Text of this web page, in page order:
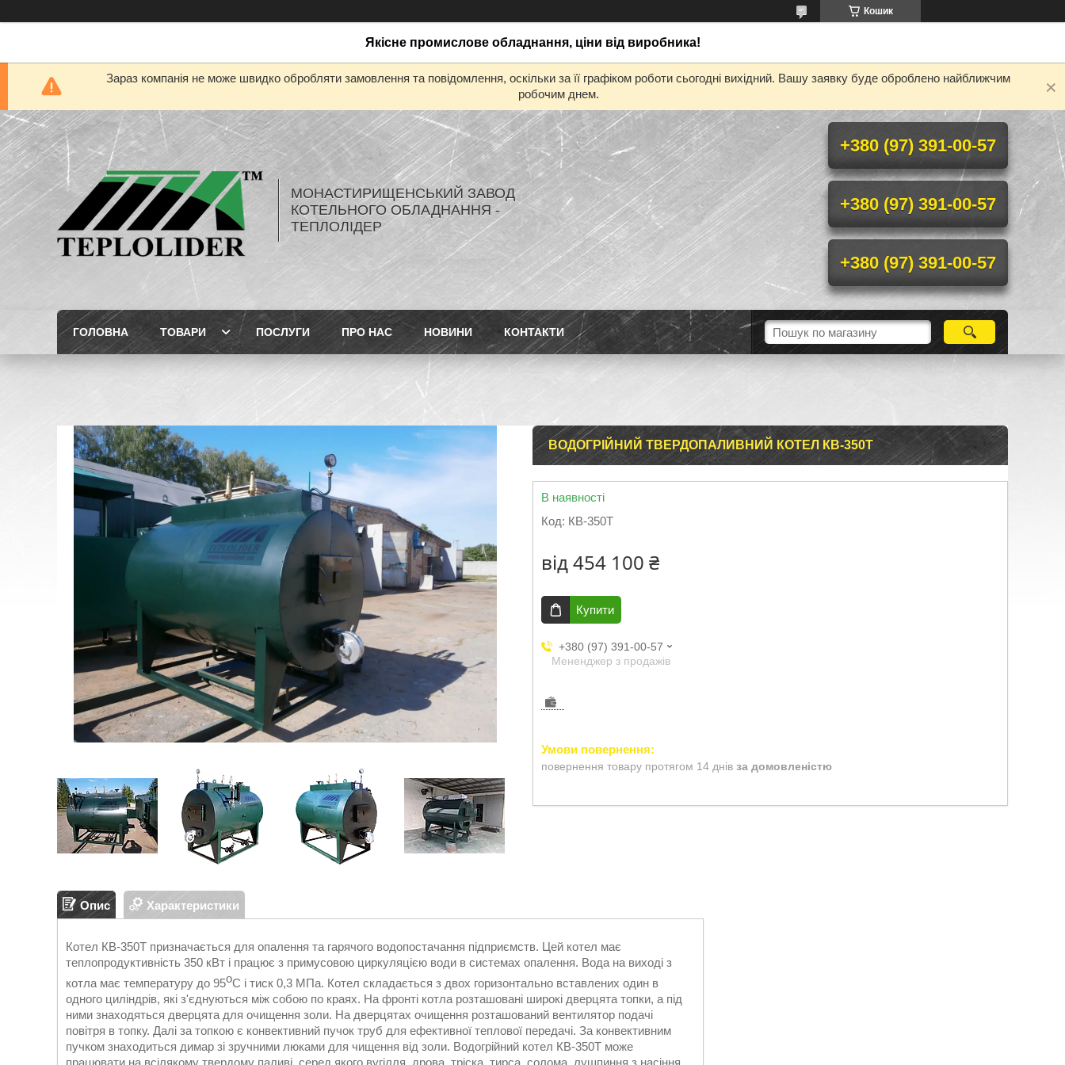
Кошик
Якісне промислове обладнання, ціни від виробника!
Зараз компанія не може швидко обробляти замовлення та повідомлення, оскільки за її графіком роботи сьогодні вихідний. Вашу заявку буде оброблено найближчим
робочим днем.
МОНАСТИРИЩЕНСЬКИЙ ЗАВОД
КОТЕЛЬНОГО ОБЛАДНАННЯ -
ТЕПЛОЛІДЕР
+380 (97) 391-00-57
+380 (97) 391-00-57
+380 (97) 391-00-57
ГОЛОВНА ТОВАРИ ПОСЛУГИ ПРО НАС НОВИНИ КОНТАКТИ
ВОДОГРІЙНИЙ ТВЕРДОПАЛИВНИЙ КОТЕЛ КВ-350Т
В наявності
Код: КВ-350T
від454 100 ₴
Купити
+380 (97) 391-00-57
Мененджер з продажів
повернення товару протягом 14 днів за домовленістю
Опис Характеристики
Котел КВ-350Т призначається для опалення та гарячого водопостачання підприємств. Цей котел має
теплопродуктивність 350 кВт і працює з примусовою циркуляцією води в системах опалення. Вода на виході з
котла має температуру до 95оС і тиск 0,3 МПа. Котел складається з двох горизонтально вставлених один в
одного циліндрів, які з'єднуються між собою по краях. На фронті котла розташовані широкі дверцята топки, а під
ними знаходяться дверцята для очищення золи. На дверцятах очищення розташований вентилятор подачі
повітря в топку. Далі за топкою є конвективний пучок труб для ефективної теплової передачі. За конвективним
пучком знаходиться ​​димар зі зручними люками для чищення від золи. Водогрійний котел КВ-350Т може
працювати на всілякому твердому паливі, серед якого вугілля, дрова, тріска, тирса, солома, лушпиння з насіння